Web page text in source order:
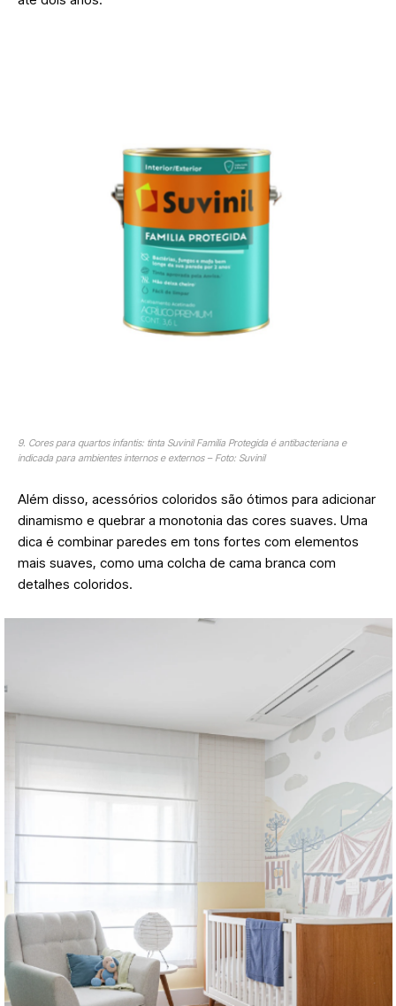
9. Cores para quartos infantis: tinta Suvinil Família Protegida é antibacteriana e
indicada para ambientes internos e externos – Foto: Suvinil
Além disso, acessórios coloridos são ótimos para adicionar
dinamismo e quebrar a monotonia das cores suaves. Uma
dica é combinar paredes em tons fortes com elementos
mais suaves, como uma colcha de cama branca com
detalhes coloridos.